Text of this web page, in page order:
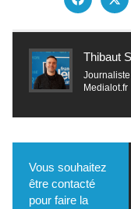
Thibaut
Medialot.fr
Vous souhaitez
être contacté
pour faire la